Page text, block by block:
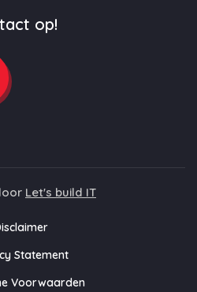
op!
Let's build IT
Statement
Voorwaarden